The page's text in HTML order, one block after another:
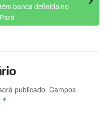
têm banca definida no
Pará
publicado. Campos
*